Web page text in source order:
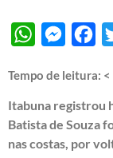
WhatsApp
Tempo de leitura: <
Itabuna registrou
Batista de Souza
nas costas, por